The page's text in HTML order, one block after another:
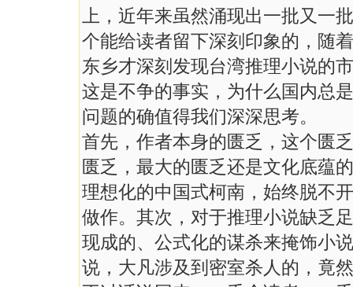
上，近年来虽然涌现出一批又一
个能给读者留下深刻印象的，随
东乡才深刻发现台湾推理小说的
这是不争的事实，为什么国内总
问题的确值得我们深深思考。
首先，作者本身的匮乏，这个匮
匮乏，最大的匮乏还是文化底蕴
理想化的中国式柯南，始终脱不
做作。其次，对于推理小说缺乏
现成的、公式化的谋杀来掩饰小
说，大凡涉及到密室杀人的，竟